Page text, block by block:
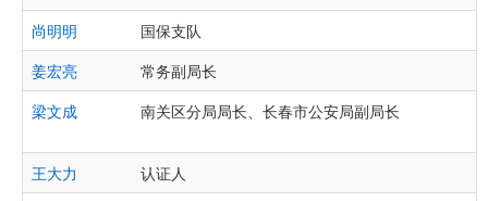
尚明明
国保支队
姜宏亮
常务副局长
梁文成
南关区分局局长、长春市公安局副局长
王大力
认证人